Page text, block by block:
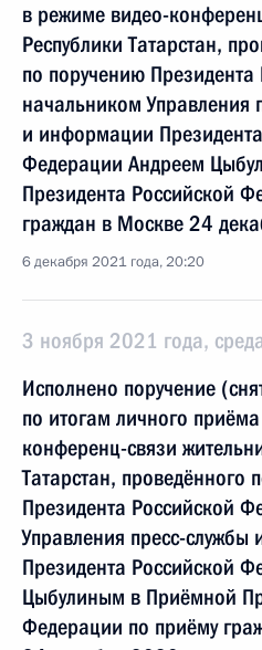
в режиме видео-
Республики Татарстан,
по поручению
начальником Управления
и информации
Федерации Андреем
Президента Российской
граждан в Москве 24
6 декабря 2021 года, 20:20
3 ноября 2021 года,
Исполнено поручение
по итогам личного
конференц-связи
Татарстан, проведённого
Президента Российской
Управления пресс-
Президента Российской
Цыбулиным в Приёмной
Федерации по приёму